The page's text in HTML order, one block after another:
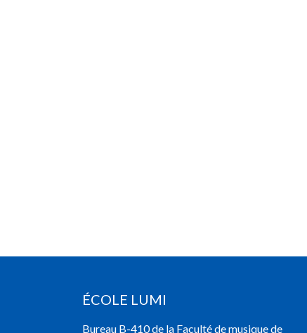
ÉCOLE LUMI
Bureau B-410 de la Faculté de musique de